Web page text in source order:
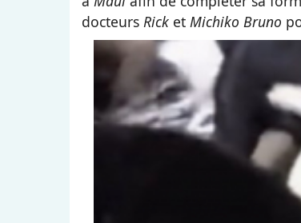
docteurs Rick et Michiko Bruno